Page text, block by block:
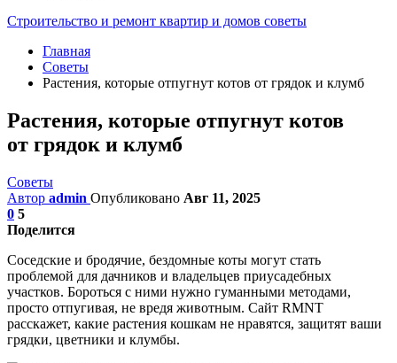
Строительство и ремонт квартир и домов советы
Главная
Советы
Растения, которые отпугнут котов от грядок и клумб
Растения, которые отпугнут котов
от грядок и клумб
Советы
Автор admin Опубликовано Авг 11, 2025
0 5
Поделится
Соседские и бродячие, бездомные коты могут стать
проблемой для дачников и владельцев приусадебных
участков. Бороться с ними нужно гуманными методами,
просто отпугивая, не вредя животным. Сайт RMNT
расскажет, какие растения кошкам не нравятся, защитят ваши
грядки, цветники и клумбы.